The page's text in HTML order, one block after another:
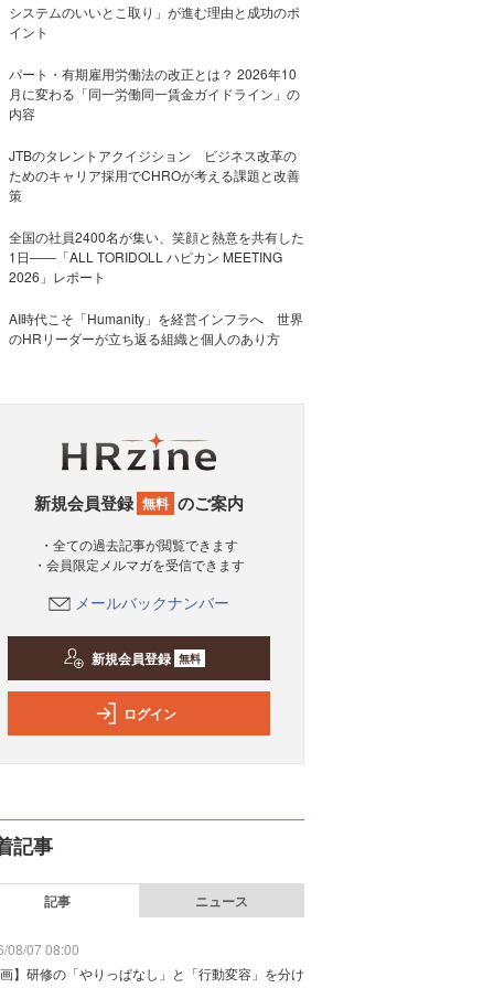
システムのいいとこ取り」が進む理由と成功のポ
イント
パート・有期雇用労働法の改正とは？ 2026年10
月に変わる「同一労働同一賃金ガイドライン」の
内容
JTBのタレントアクイジション ビジネス改革の
ためのキャリア採用でCHROが考える課題と改善
策
全国の社員2400名が集い、笑顔と熱意を共有した
1日――「ALL TORIDOLL ハピカン MEETING
2026」レポート
AI時代こそ「Humanity」を経営インフラへ 世界
のHRリーダーが立ち返る組織と個人のあり方
新規会員登録 無料 のご案内
・全ての過去記事が閲覧できます
・会員限定メルマガを受信できます
メールバックナンバー
新規会員登録 無料
ログイン
記事
記事 ニュース
08/07 08:00
画】研修の「やりっぱなし」と「行動変容」を分け